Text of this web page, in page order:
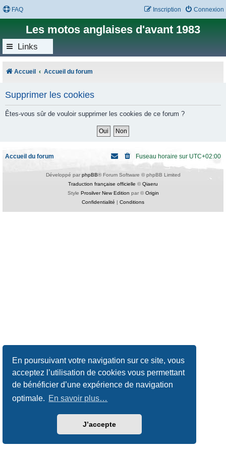
En poursuivant votre navigation sur ce site, vous
acceptez l’utilisation de cookies vous permettant
de bénéficier d’une expérience de navigation
optimale. En savoir plus…
J’accepte
FAQ Connexion
Inscription
Les motos anglaises d'avant 1983
Links
Accueil Accueil du forum
Supprimer les cookies
Êtes-vous sûr de vouloir supprimer les cookies de ce forum ?
Accueil du forum Fuseau horaire sur UTC+02:00
Développé par phpBB® Forum Software © phpBB Limited
Traduction française officielle ©Qiaeru
Style Prosilver New Edition par ©Origin
Confidentialité | Conditions